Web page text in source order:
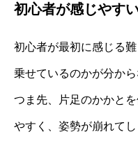
初心者が感じやす
初心者が最初に感じる
乗せているのかが分か
つま先、片足のかかと
やすく、姿勢が崩れて